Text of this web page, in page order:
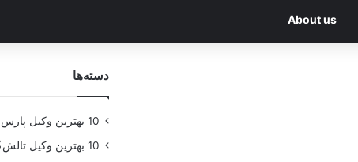
About us
دسته‌ها
10 بهترین وکیل پارس آباد🥇【آپدیت جدید】⚖️
10 بهترین وکیل تالش🥇【آپدیت جدید】⚖️